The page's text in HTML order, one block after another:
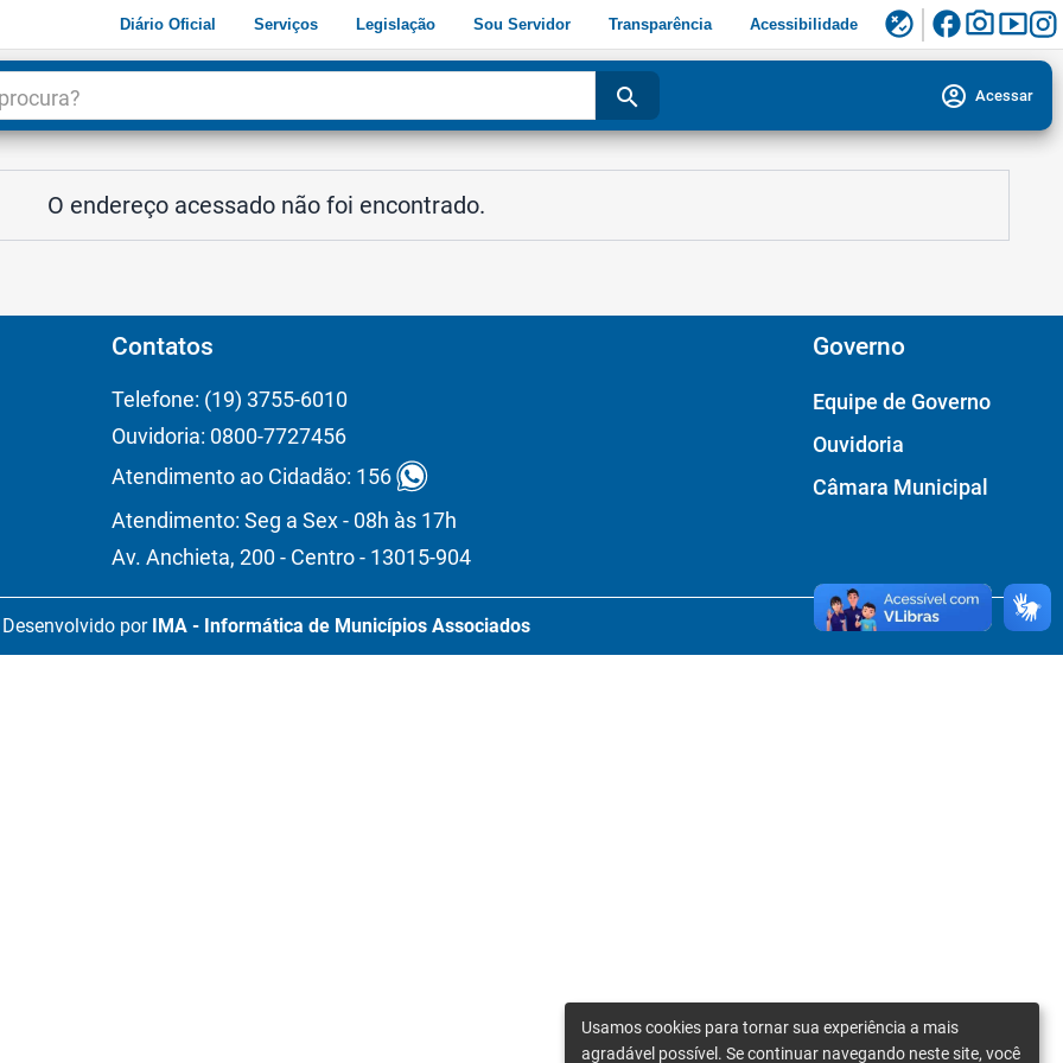
Diário Oficial Serviços Legislação Sou Servidor Transparência Acessibilidade flaky facebookphoto_camerasmart_display
search account_circle Acessar
O endereço acessado não foi encontrado.
Contatos
Telefone: (19) 3755-6010
Ouvidoria: 0800-7727456
Atendimento ao Cidadão: 156
Atendimento: Seg a Sex - 08h às 17h
Av. Anchieta, 200 - Centro - 13015-904
Governo
Equipe de Governo
Ouvidoria
Câmara Municipal
Desenvolvido por IMA - Informática de Municípios Associados
Usamos cookies para tornar sua experiência a mais
agradável possível. Se continuar navegando neste site, você